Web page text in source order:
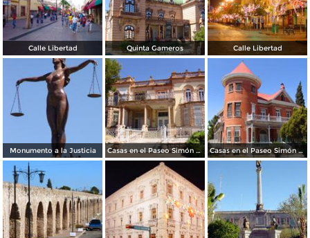
Calle Libertad Quinta Gameros Calle Libertad
Monumento a la Justicia Casas en el Paseo Simón Bolívar Casas en el Paseo Simón Bolívar